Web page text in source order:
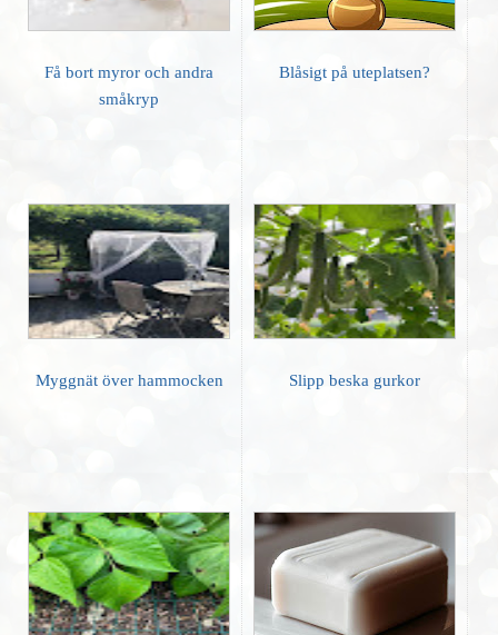
Få bort myror och andra
småkryp
Blåsigt på uteplatsen?
Myggnät över hammocken Slipp beska gurkor